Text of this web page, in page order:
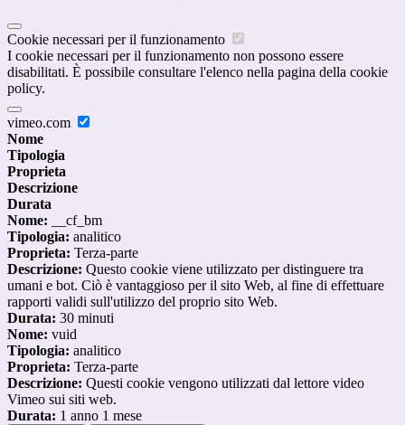
Cookie necessari per il funzionamento
I cookie necessari per il funzionamento non possono essere
disabilitati. È possibile consultare l'elenco nella pagina della cookie
policy.
vimeo.com
Nome
Tipologia
Proprieta
Descrizione
Durata
Nome: __cf_bm
Tipologia: analitico
Proprieta: Terza-parte
Descrizione: Questo cookie viene utilizzato per distinguere tra
umani e bot. Ciò è vantaggioso per il sito Web, al fine di effettuare
rapporti validi sull'utilizzo del proprio sito Web.
Durata: 30 minuti
Nome: vuid
Tipologia: analitico
Proprieta: Terza-parte
Descrizione: Questi cookie vengono utilizzati dal lettore video
Vimeo sui siti web.
Durata: 1 anno 1 mese